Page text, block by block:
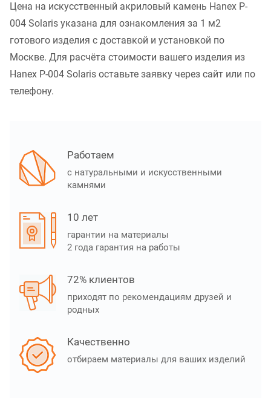
Цена на искусственный акриловый камень Hanex P-
004 Solaris указана для ознакомления за 1 м2
готового изделия с доставкой и установкой по
Москве. Для расчёта стоимости вашего изделия из
Hanex P-004 Solaris оставьте заявку через сайт или по
телефону.
Работаем
с натуральными и искусственными
камнями
10 лет
гарантии на материалы
2 года гарантия на работы
72% клиентов
приходят по рекомендациям друзей и
родных
Качественно
отбираем материалы для ваших изделий